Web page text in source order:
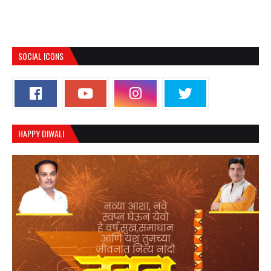
SOCIAL ICONS
HAPPY DIWALI